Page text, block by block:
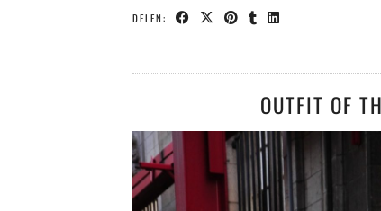
DELEN:
OUTFIT OF